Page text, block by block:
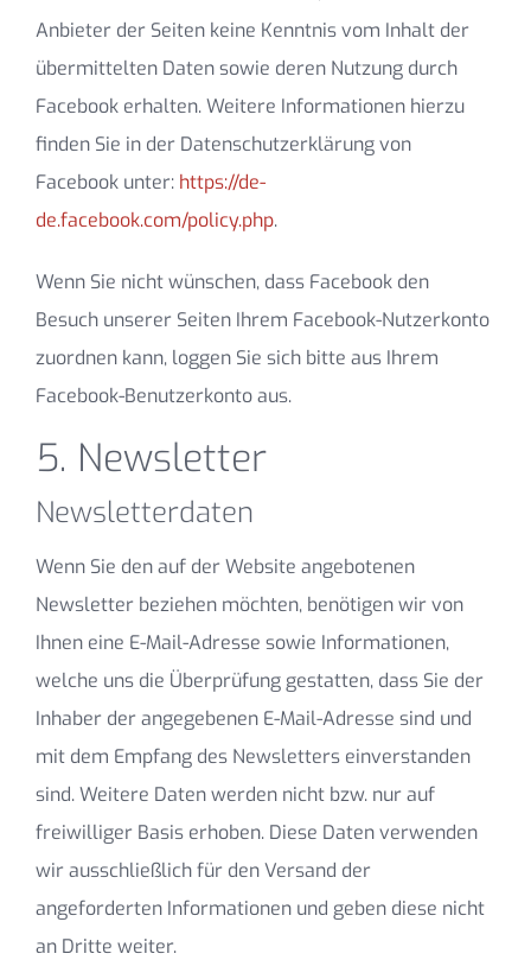
Anbieter der Seiten keine Kenntnis vom Inhalt der
übermittelten Daten sowie deren Nutzung durch
Facebook erhalten. Weitere Informationen hierzu
finden Sie in der Datenschutzerklärung von
Facebook unter: https://de-
de.facebook.com/policy.php.
Wenn Sie nicht wünschen, dass Facebook den
Besuch unserer Seiten Ihrem Facebook-Nutzerkonto
zuordnen kann, loggen Sie sich bitte aus Ihrem
Facebook-Benutzerkonto aus.
5. Newsletter
Newsletterdaten
Wenn Sie den auf der Website angebotenen
Newsletter beziehen möchten, benötigen wir von
Ihnen eine E-Mail-Adresse sowie Informationen,
welche uns die Überprüfung gestatten, dass Sie der
Inhaber der angegebenen E-Mail-Adresse sind und
mit dem Empfang des Newsletters einverstanden
sind. Weitere Daten werden nicht bzw. nur auf
freiwilliger Basis erhoben. Diese Daten verwenden
wir ausschließlich für den Versand der
angeforderten Informationen und geben diese nicht
an Dritte weiter.